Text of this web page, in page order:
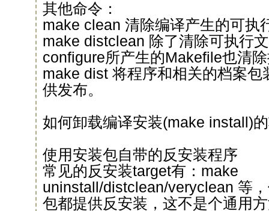
其他命令：
make clean 清除编译产生的可执
make distclean 除了清除可执行
configure所产生的Makefile也清
make dist 将程序和相关的档案包
供发布。
如何卸载编译安装(make install)
使用安装包自带的反安装程序
常见的反安装target有：make
uninstall/distclean/veryclean 等
包都提供反安装，这不是个通用